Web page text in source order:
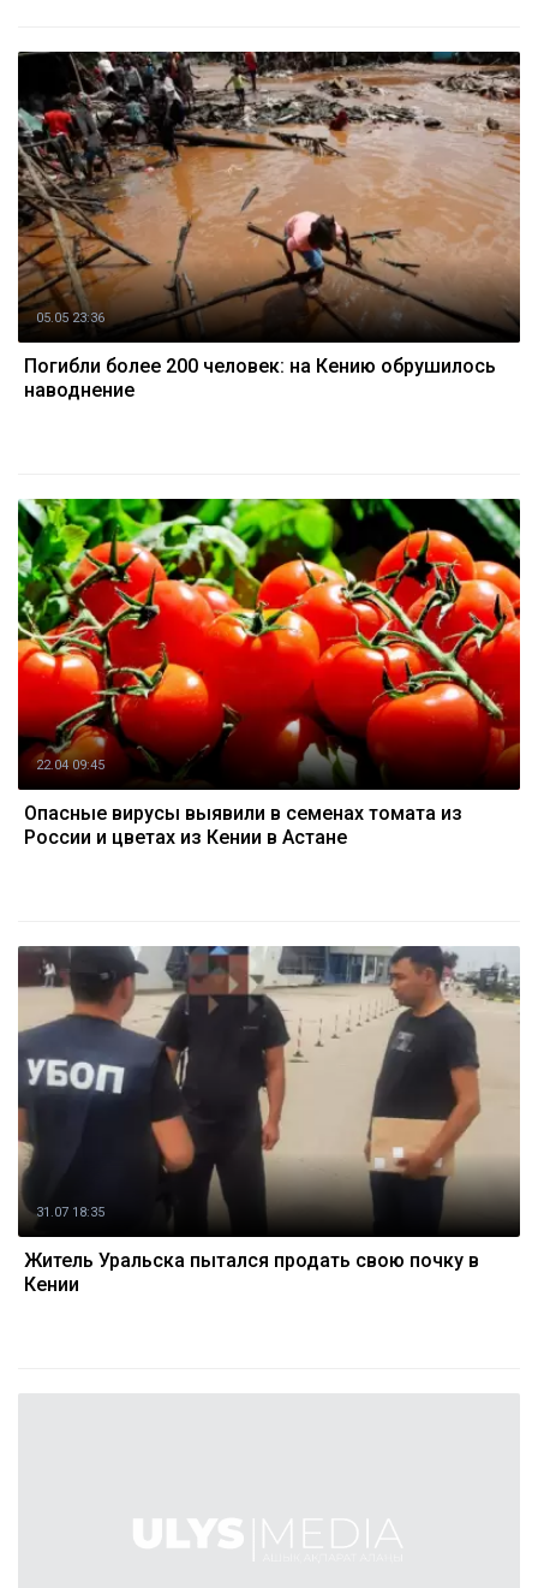
05.05 23:36
Погибли более 200 человек: на Кению обрушилось
наводнение
22.04 09:45
Опасные вирусы выявили в семенах томата из
России и цветах из Кении в Астане
31.07 18:35
Житель Уральска пытался продать свою почку в
Кении